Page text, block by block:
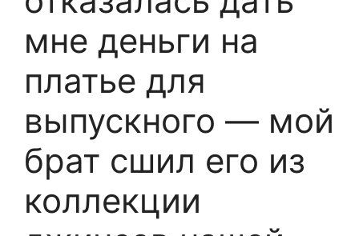
мне деньги на
платье для
выпускного — мой
брат сшил его из
коллекции